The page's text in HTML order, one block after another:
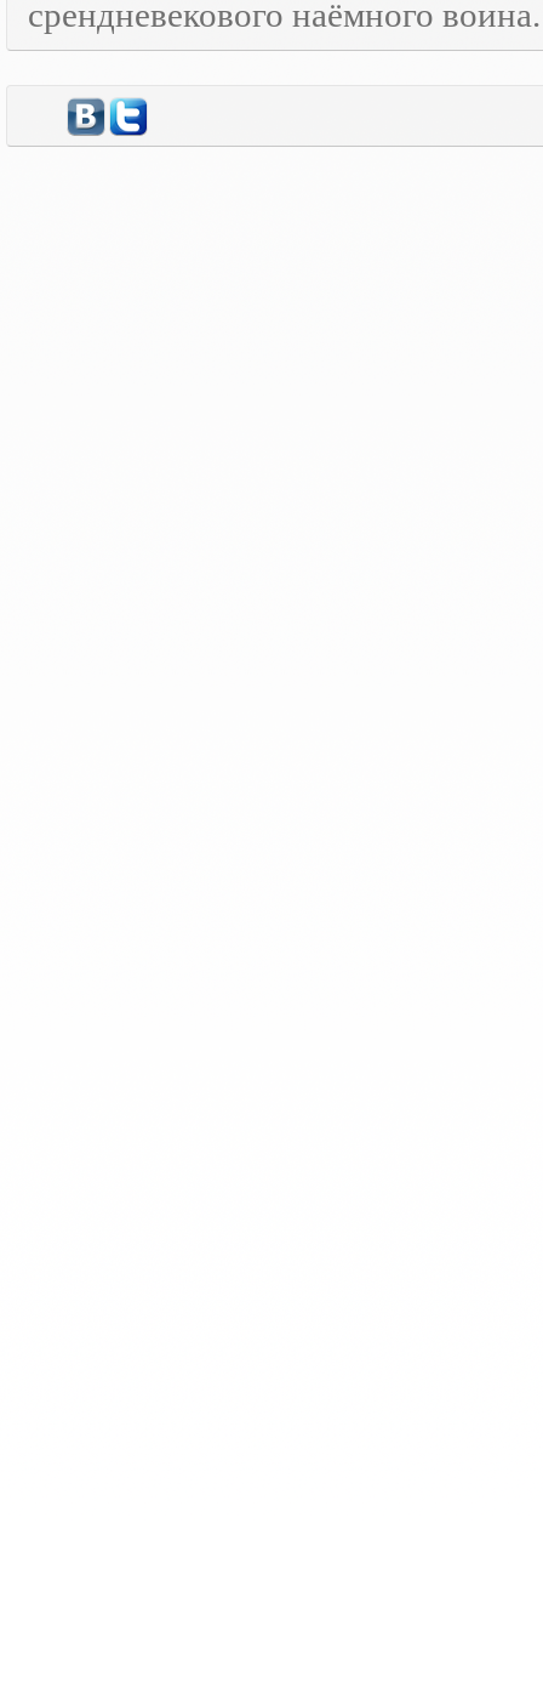
срендневекового наёмного воина.